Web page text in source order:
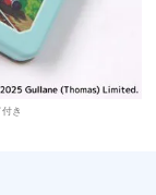
き